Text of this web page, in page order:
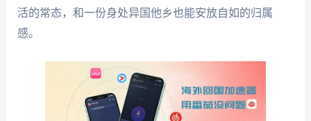
活的常态，和一份身处异国他乡也能安放自如的归属
感。